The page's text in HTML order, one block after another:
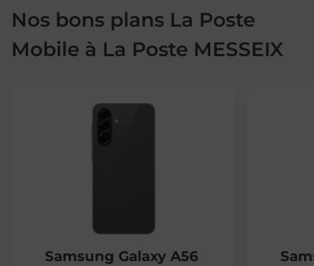
Nos bons plans La Poste
Mobile à La Poste MESSEIX
Samsung Galaxy A56